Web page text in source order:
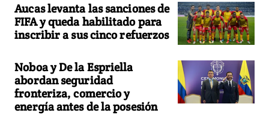
Aucas levanta las sanciones de
FIFA y queda habilitado para
inscribir a sus cinco refuerzos
Noboa y De la Espriella
abordan seguridad
fronteriza, comercio y
energía antes de la posesión